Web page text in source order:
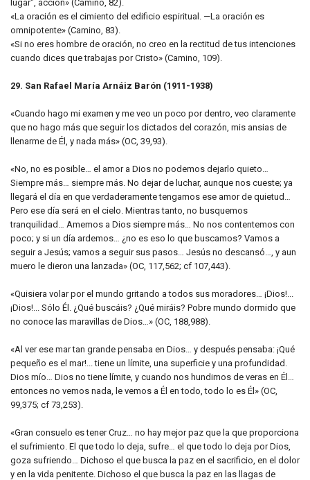
lugar", acción» (Camino, 82).
«La oración es el cimiento del edificio espiritual. —La oración es
omnipotente» (Camino, 83).
«Si no eres hombre de oración, no creo en la rectitud de tus intenciones
cuando dices que trabajas por Cristo» (Camino, 109).
29. San Rafael María Arnáiz Barón (1911-1938)
«Cuando hago mi examen y me veo un poco por dentro, veo claramente
que no hago más que seguir los dictados del corazón, mis ansias de
llenarme de Él, y nada más» (OC, 39,93).
«No, no es posible… el amor a Dios no podemos dejarlo quieto…
Siempre más… siempre más. No dejar de luchar, aunque nos cueste; ya
llegará el día en que verdaderamente tengamos ese amor de quietud…
Pero ese día será en el cielo. Mientras tanto, no busquemos
tranquilidad… Amemos a Dios siempre más… No nos contentemos con
poco; y si un día ardemos… ¿no es eso lo que buscamos? Vamos a
seguir a Jesús; vamos a seguir sus pasos… Jesús no descansó…, y aun
muero le dieron una lanzada» (OC, 117,562; cf 107,443).
«Quisiera volar por el mundo gritando a todos sus moradores… ¡Dios!...
¡Dios!... Sólo Él. ¿Qué buscáis? ¿Qué miráis? Pobre mundo dormido que
no conoce las maravillas de Dios…» (OC, 188,988).
«Al ver ese mar tan grande pensaba en Dios… y después pensaba: ¡Qué
pequeño es el mar!... tiene un límite, una superficie y una profundidad.
Dios mío… Dios no tiene límite, y cuando nos hundimos de veras en Él…
entonces no vemos nada, le vemos a Él en todo, todo lo es Él» (OC,
99,375; cf 73,253).
«Gran consuelo es tener Cruz… no hay mejor paz que la que proporciona
el sufrimiento. El que todo lo deja, sufre… el que todo lo deja por Dios,
goza sufriendo… Dichoso el que busca la paz en el sacrificio, en el dolor
y en la vida penitente. Dichoso el que busca la paz en las llagas de